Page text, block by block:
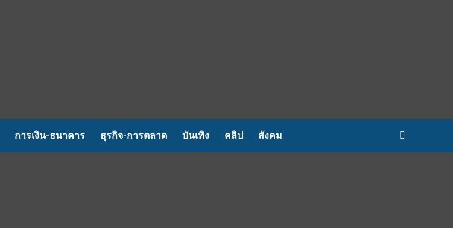
การเงิน-ธนาคาร ธุรกิจ-การตลาด บันเทิง คลิป สังคม